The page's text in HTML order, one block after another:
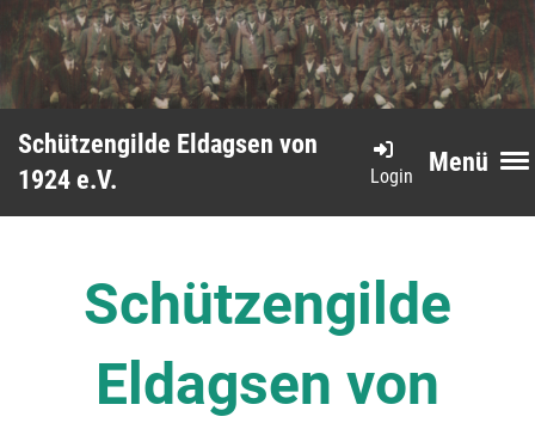
Menü
Login
Schützengilde Eldagsen von
1924 e.V.
Schützengilde
Eldagsen von